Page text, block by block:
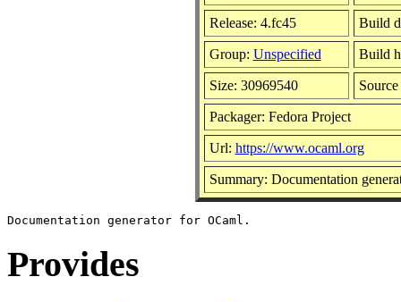
Release: 4.fc45 Build
Group: Unspecified Build
Size: 30969540
Packager: Fedora Project
Url: https://www.ocaml.org
Summary: Documentation
Provides